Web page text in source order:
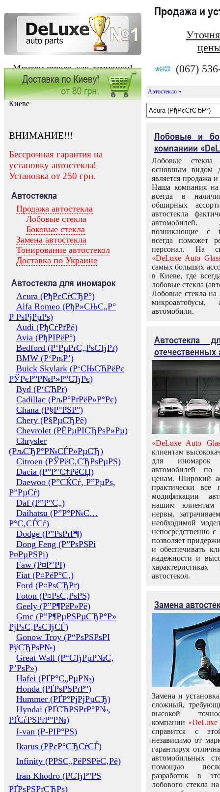
Меняем стекла, как лампочки!
Продажа и
(067)
Заказать установку автостекла в
Киеве
ВНИМАНИЕ!!!
Бессрочная гарантия на
установку автостекла!
Установка от 250 грн.
Автостекла
Продажа автостекла
Лобовые стекла
Боковые стекла
Замена автостекла
Тонирование автостекол
Доставка по Украине
Автостекла для иномарок
Acura (РђРєСѓСЂР°)
Alfa Romeo (РђР»СЊС„Р°
Р РѕРјРµРѕ)
Audi (РђСѓРґРё)
Avia (РђРІРёР°)
Bedford (Р‘РµРґС„РѕСЂРґ)
BMW (Р‘РњР’)
Buick Skylark (Р‘СЊСЋРёРє
РЎРєР°Р№Р»Р°СЂРє)
Byd (Р‘СЋРґ)
Cadillac (РљР°РґРёР»Р°Рє)
Chana (Р§Р°РЅР°)
Chery (Р§РµСЂРё)
Chevrolet (РЁРµРІСЂРѕР»Рµ)
Chrysler
(РљСЂР°Р№СЃР»РµСЂ)
Citroen (РЎРёС‚СЂРѕРµРЅ)
Dacia (Р”Р°С‡РёСЏ)
Daewoo (Р”СЌСѓ, Р”РµРѕ,
Р”РµСѓ)
Daf (Р”Р°С„)
Daihatsu (Р”Р°Р№С…
Р°С‚СЃСѓ)
Dodge (Р”РѕРґР¶)
Dong Feng (Р”РѕРЅРі
Р¤РµРЅРі)
Faw (Р¤Р°РІ)
Fiat (Р¤РёР°С‚)
Ford (Р¤РѕСЂРґ)
Foton (Р¤РѕС‚РѕРЅ)
Geely (Р”Р¶РёР»Рё)
Gmc (Р”Р¶РµРЅРµСЂР°Р»
РјРѕС‚РѕСЂСЃ)
Gonow Troy (Р“РѕРЅРѕРІ
РўСЂРѕР№)
Great Wall (Р“СЂРµР№С‚
Р’РѕР»)
Hafei (РҐР°С„РµР№)
Honda (РҐРѕРЅРґР°)
Hummer (РҐР°РјРјРµСЂ)
Hyndai (РҐСЋРЅРґР°Р№,
РҐСѓРЅРґР°Р№)
I-van (Р-РІР°РЅ)
Ikarus (РРєР°СЂСѓСЃ)
Infinity (РРЅС„РёРЅРёС‚Рё)
Iran Khodro (РСЂР°РЅ
РҐРѕРЅРґСЂРѕ)
Автостекло »
Лобовые и
компаниии
Лобовые
основным видом
является продажа и
Наша компания на
всегда в
обширных
автостекла
возникающие с
всегда поможет
персонал. На
«DeLuxe Auto
самых больших
в Киеве, где
лобовые стекла
Лобовые стекла на
микроавтобусы,
автомобили.
Автостекла
отечественных
«DeLuxe Auto
клиентам
для иномарок
автомобилей
ценам. Широкий
практически все
модификации
нашим клиентам
нервы,
необходимой
непосредственно
позволяет
и обеспечивать
надежности и
автостекол.
Замена
Замена и
сложный,
высокой
компании «DeLuxe
справится с
независимо от
гарантируя
автомобильных
помощью
разработок в
лобового стекла